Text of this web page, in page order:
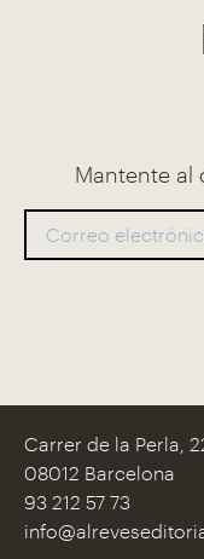
Mantente al
Carrer de la Perla,
08012 Barcelona
93 212 57 73